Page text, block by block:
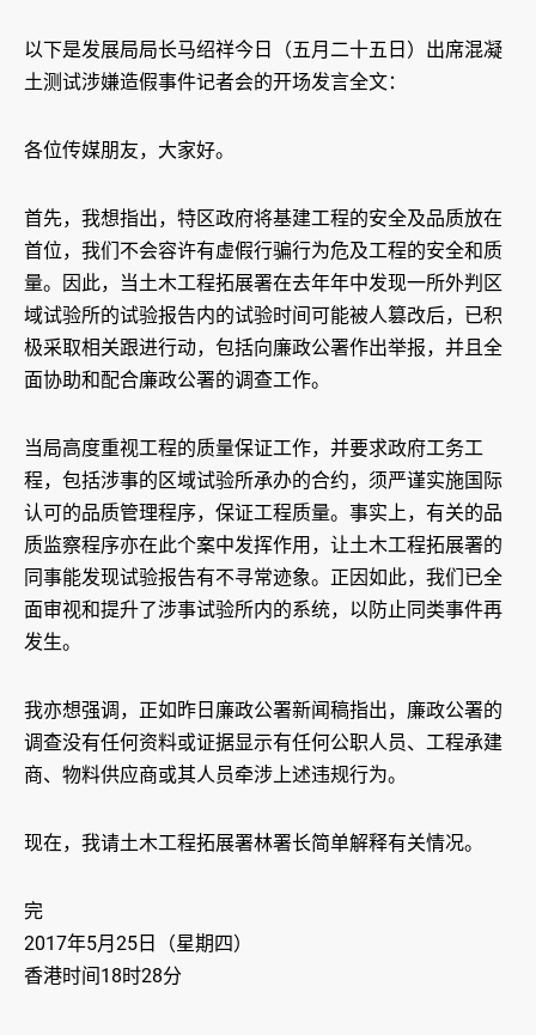
以下是发展局局长马绍祥今日（五月二十五日）出席混凝
土测试涉嫌造假事件记者会的开场发言全文：
各位传媒朋友，大家好。
首先，我想指出，特区政府将基建工程的安全及品质放在
首位，我们不会容许有虚假行骗行为危及工程的安全和质
量。因此，当土木工程拓展署在去年年中发现一所外判区
域试验所的试验报告内的试验时间可能被人篡改后，已积
极采取相关跟进行动，包括向廉政公署作出举报，并且全
面协助和配合廉政公署的调查工作。
当局高度重视工程的质量保证工作，并要求政府工务工
程，包括涉事的区域试验所承办的合约，须严谨实施国际
认可的品质管理程序，保证工程质量。事实上，有关的品
质监察程序亦在此个案中发挥作用，让土木工程拓展署的
同事能发现试验报告有不寻常迹象。正因如此，我们已全
面审视和提升了涉事试验所内的系统，以防止同类事件再
发生。
我亦想强调，正如昨日廉政公署新闻稿指出，廉政公署的
调查没有任何资料或证据显示有任何公职人员、工程承建
商、物料供应商或其人员牵涉上述违规行为。
现在，我请土木工程拓展署林署长简单解释有关情况。
完
2017年5月25日（星期四）
香港时间18时28分